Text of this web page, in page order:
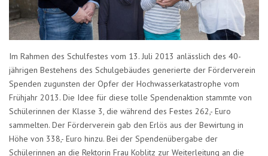
Im Rahmen des Schulfestes vom 13. Juli 2013 anlässlich des 40-
jährigen Bestehens des Schulgebäudes generierte der Förderverein
Spenden zugunsten der Opfer der Hochwasserkatastrophe vom
Frühjahr 2013. Die Idee für diese tolle Spendenaktion stammte von
Schülerinnen der Klasse 3, die während des Festes 262,- Euro
sammelten. Der Förderverein gab den Erlös aus der Bewirtung in
Höhe von 338,- Euro hinzu. Bei der Spendenübergabe der
Schülerinnen an die Rektorin Frau Koblitz zur Weiterleitung an die